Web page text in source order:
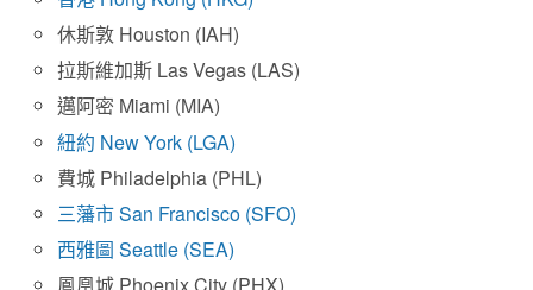
休斯敦 Houston (IAH)
拉斯維加斯 Las Vegas (LAS)
邁阿密 Miami (MIA)
紐約 New York (LGA)
費城 Philadelphia (PHL)
三藩市 San Francisco (SFO)
西雅圖 Seattle (SEA)